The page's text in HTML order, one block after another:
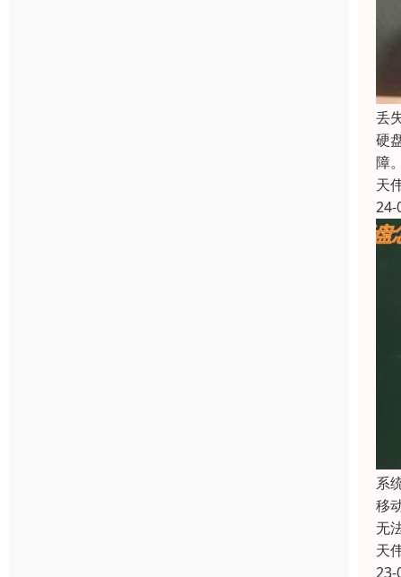
丢
硬
障
天
24-
系
移
无
天
23-